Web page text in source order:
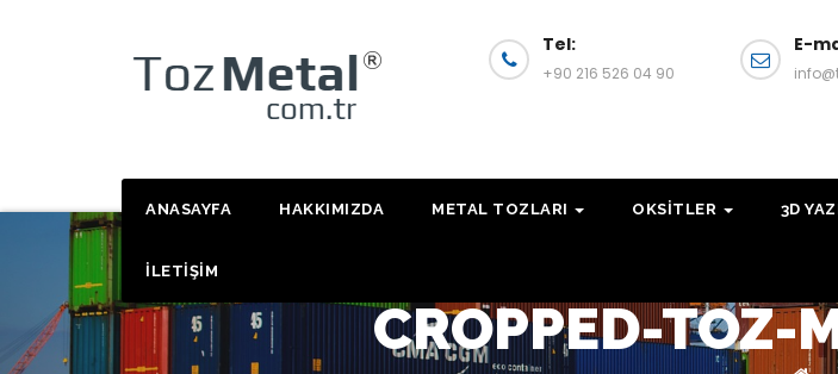
Tel:
+90 216 526 04 90
E-
ANASAYFA HAKKIMIZDA METAL TOZLARI OKSITLER 3D
İLETİŞİM
CROPPED-TOZ-